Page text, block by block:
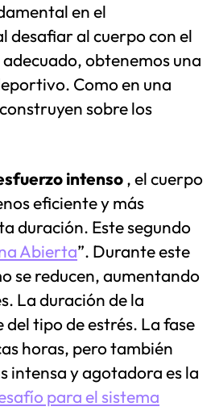
en el
desafiar al cuerpo con el
obtenemos una
Como en una
sobre los
intenso, el cuerpo
eficiente y más
duración. Este segundo
Abierta”. Durante este
se reducen, aumentando
La duración de la
tipo de estrés. La fase
horas, pero también
intensa y agotadora es la
para el sistema